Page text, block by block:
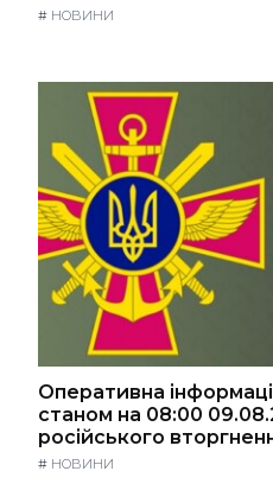
# НОВИНИ
Оперативна
станом на 08:00
російського
# НОВИНИ